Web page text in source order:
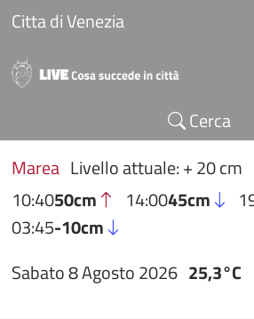
Salta al contenuto principale
Citta di Venezia
Cerca
Marea Livello attuale: + 20 cm
10:4050cm 14:0045cm
03:45-10cm
Sabato 8 Agosto 2026 25,3°C